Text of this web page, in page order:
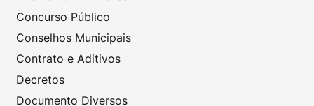
Concurso Público
Conselhos Municipais
Contrato e Aditivos
Decretos
Documento Diversos